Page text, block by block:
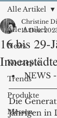
Alle Artikel
News
Konzepte
Trends
Produkte
Messen
Alle Artikel
16 bis 29-
Christine
11. Dez.
NEWS -
Die
Jährigen in